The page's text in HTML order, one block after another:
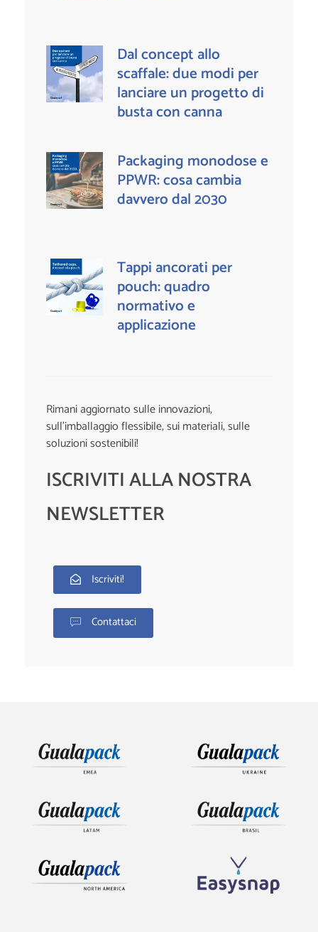
Dal concept allo
scaffale: due modi per
lanciare un progetto di
busta con canna
Packaging monodose e
PPWR: cosa cambia
davvero dal 2030
Tappi ancorati per
pouch: quadro
normativo e
applicazione
Rimani aggiornato sulle innovazioni,
sull’imballaggio flessibile, sui materiali, sulle
soluzioni sostenibili!
ISCRIVITI ALLA NOSTRA
NEWSLETTER
Iscriviti!
Contattaci